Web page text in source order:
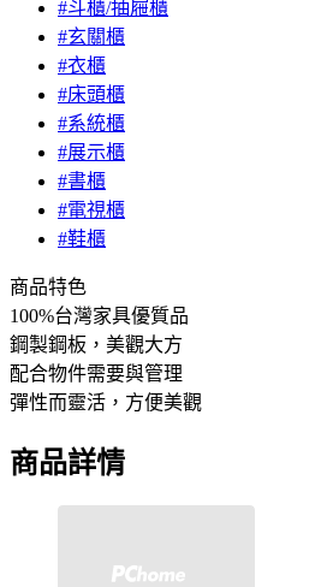
#斗櫃/抽屜櫃
#玄關櫃
#衣櫃
#床頭櫃
#系統櫃
#展示櫃
#書櫃
#電視櫃
#鞋櫃
商品特色
100%台灣家具優質品
鋼製鋼板，美觀大方
配合物件需要與管理
彈性而靈活，方便美觀
商品詳情